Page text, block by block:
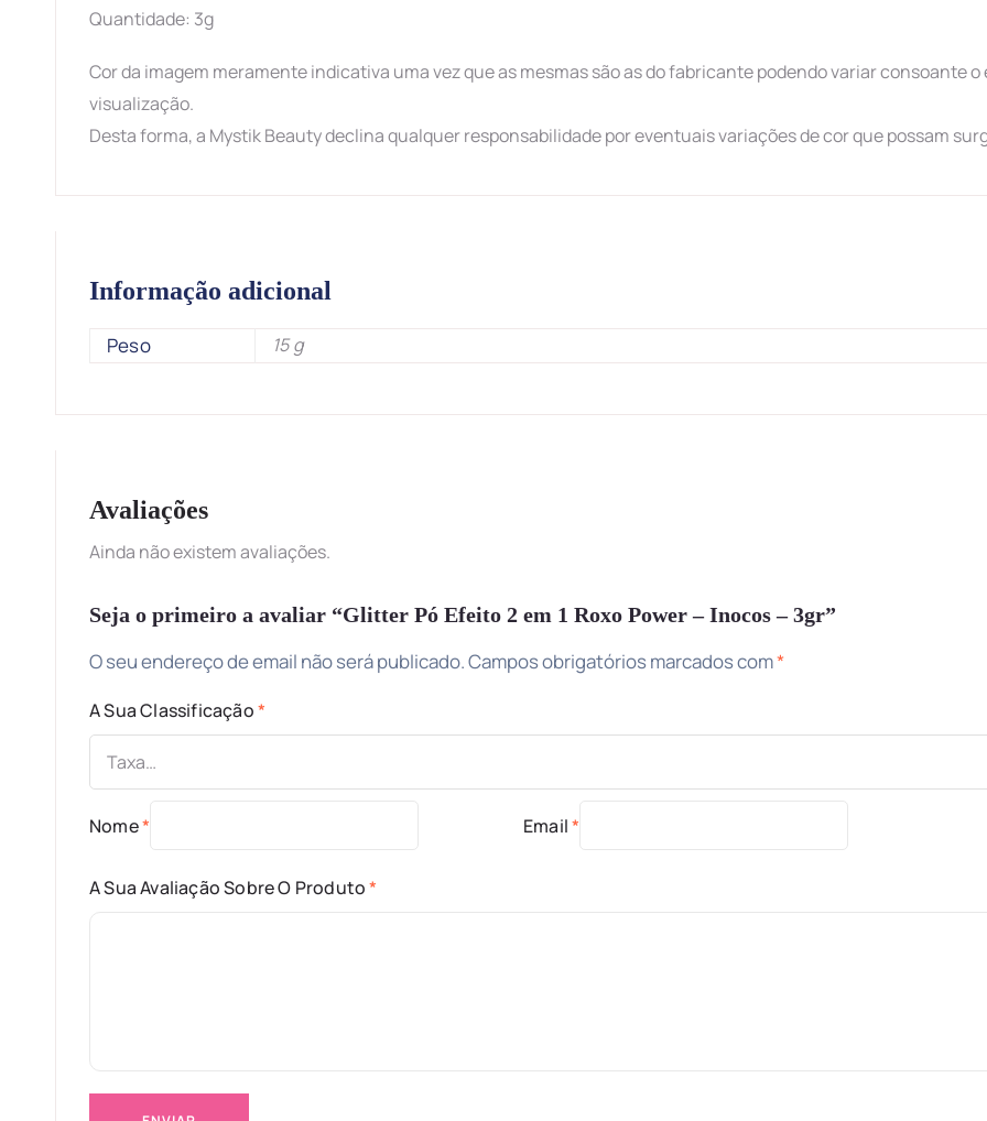
Quantidade: 3g
Cor da imagem meramente indicativa uma vez que as mesmas são as do fabricante podendo variar consoante
visualização.
Desta forma, a Mystik Beauty declina qualquer responsabilidade por eventuais variações de cor que possam
Informação adicional
Peso 15 g
Avaliações
Ainda não existem avaliações.
Seja o primeiro a avaliar “Glitter Pó Efeito 2 em 1 Roxo Power – Inocos – 3gr”
O seu endereço de email não será publicado.Campos obrigatórios marcados com*
A Sua Classificação*
A Sua Avaliação Sobre O Produto*
Nome* Email*